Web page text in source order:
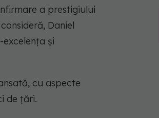
a prestigiului
consideră, Daniel
și
cu aspecte
de țări.